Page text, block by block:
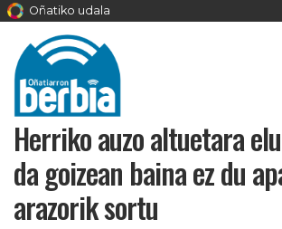
Oñatiko udala
Herriko auzo altuetara
da goizean baina ez du
arazorik sortu